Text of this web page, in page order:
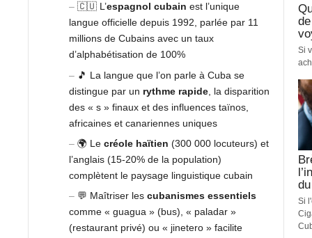
🇨🇺 L’espagnol cubain est l’unique
langue officielle depuis 1992, parlée par 11
millions de Cubains avec un taux
d’alphabétisation de 100%
🎵 La langue que l’on parle à Cuba se
distingue par un rythme rapide , la disparition
des « s » finaux et des influences taïnos,
africaines et canariennes uniques
🌍 Le créole haïtien (300 000 locuteurs) et
l’anglais (15-20% de la population)
complètent le paysage linguistique cubain
💬 Maîtriser les cubanismes essentiels
comme « guagua » (bus), « paladar »
(restaurant privé) ou « jinetero » facilite
Si
Si